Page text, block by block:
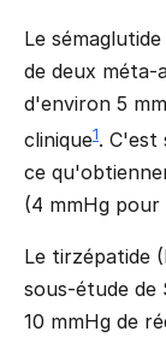
Le
de deux
d'environ 5
clinique1. C'est
ce
(4 mmHg pour
Le tirzépatide
sous-étude de
10 mmHg de